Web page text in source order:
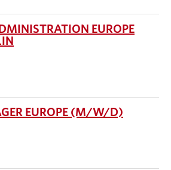
EUROPE
EUROPE (M/W/D)